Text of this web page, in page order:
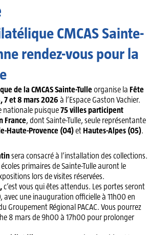
CMCAS Sainte-
rendez-vous pour la
de la CMCAS Sainte-Tulle organise la Fête
7 et 8 mars 2026 à l’Espace Gaston Vachier.
nationale puisque75 villes participent
France, dont Sainte-Tulle, seule représentante
Haute-Provence (04)etHautes-Alpes (05).
sera consacré à l’installation des collections.
écoles primaires de Sainte-Tulle auront le
lors de visites réservées.
c’est vous qui êtes attendus. Les portes seront
une inauguration officielle à 11h00 en
Groupement Régional PACAC. Vous pourrez
8 mars de 9h00 à 17h00 pour prolonger